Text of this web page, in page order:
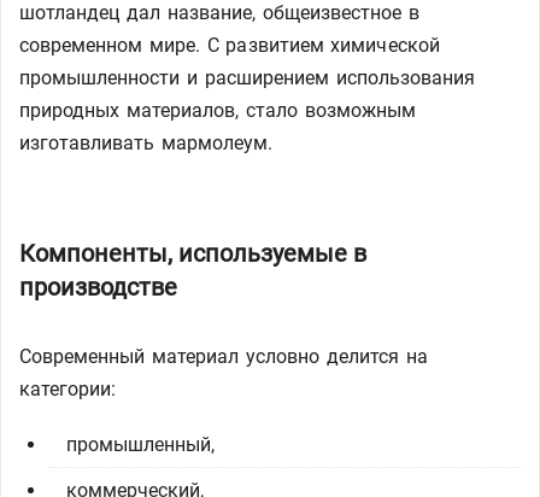
шотландец дал название, общеизвестное в
современном мире. С развитием химической
промышленности и расширением использования
природных материалов, стало возможным
изготавливать мармолеум.
Компоненты, используемые в
производстве
Современный материал условно делится на
категории:
промышленный,
коммерческий,